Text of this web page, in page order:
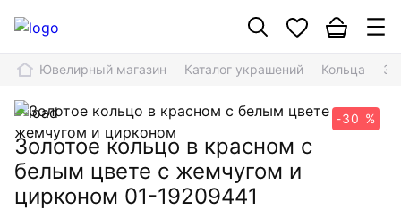
Ювелирный магазин Каталог украшений Кольца
-30 %
Золотое кольцо в красном с
белым цвете с жемчугом и
цирконом 01-19209441